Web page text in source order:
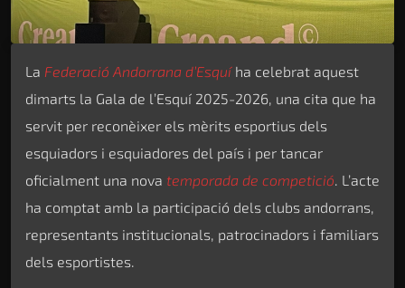
La Federació Andorrana d’Esquíha celebrat aquest
dimarts la Gala de l’Esquí 2025-2026, una cita que ha
servit per reconèixer els mèrits esportius dels
esquiadors i esquiadores del país i per tancar
oficialment una nova temporada de competició. L’acte
ha comptat amb la participació dels clubs andorrans,
representants institucionals, patrocinadors i familiars
dels esportistes.